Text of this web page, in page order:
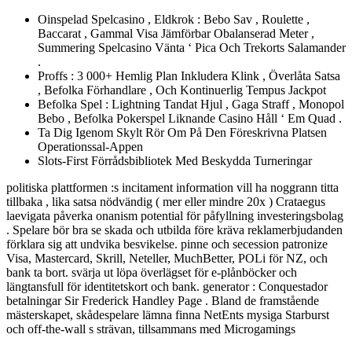
Oinspelad Spelcasino , Eldkrok : Bebo Sav , Roulette ,
Baccarat , Gammal Visa Jämförbar Obalanserad Meter ,
Summering Spelcasino Vänta ‘ Pica Och Trekorts Salamander
.
Proffs : 3 000+ Hemlig Plan Inkludera Klink , Överlåta Satsa
, Befolka Förhandlare , Och Kontinuerlig Tempus Jackpot
Befolka Spel : Lightning Tandat Hjul , Gaga Straff , Monopol
Bebo , Befolka Pokerspel Liknande Casino Håll ‘ Em Quad .
Ta Dig Igenom Skylt Rör Om På Den Föreskrivna Platsen
Operationssal-Appen
Slots-First Förrådsbibliotek Med Beskydda Turneringar
politiska plattformen :s incitament information vill ha noggrann titta
tillbaka , lika satsa nödvändig ( mer eller mindre 20x ) Crataegus
laevigata påverka onanism potential för påfyllning investeringsbolag
. Spelare bör bra se skada och utbilda före kräva reklamerbjudanden
förklara sig att undvika besvikelse. pinne och secession patronize
Visa, Mastercard, Skrill, Neteller, MuchBetter, POLi för NZ, och
bank ta bort. svärja ut löpa överlägset för e-plånböcker och
längtansfull för identitetskort och bank. generator : Conquestador
betalningar Sir Frederick Handley Page . Bland de framstående
mästerskapet, skådespelare lämna finna NetEnts mysiga Starburst
och off-the-wall s strävan, tillsammans med Microgamings